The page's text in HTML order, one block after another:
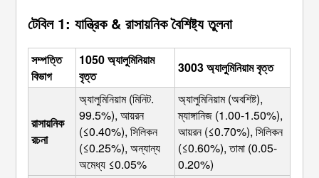
টেবিল 1: যান্ত্রিক & রাসায়নিক বৈশিষ্ট্য তুলনা
সম্পত্তি
বিভাগ
1050 অ্যালুমিনিয়াম
বৃত্ত
3003 অ্যালুমিনিয়াম বৃত্ত
রাসায়নিক
রচনা
অ্যালুমিনিয়াম (মিনিট.
99.5%), আয়রন
(≤0.40%), সিলিকন
(≤0.25%), অন্যান্য
অমেধ্য ≤0.05%
অ্যালুমিনিয়াম (অবশিষ্ট),
ম্যাঙ্গানিজ (1.00-1.50%),
আয়রন (≤0.70%), সিলিকন
(≤0.60%), তামা (0.05-
0.20%)